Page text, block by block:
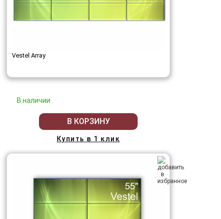
Vestel Array
В наличии
В КОРЗИНУ
Купить в 1 клик